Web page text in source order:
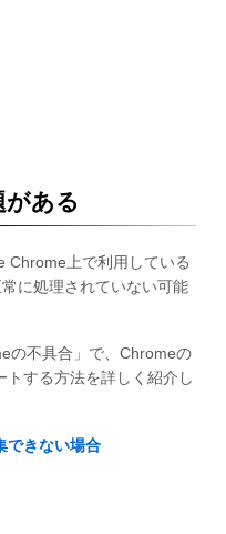
ある
Chrome上で利用している
に処理されていない可能
の不具合」で、Chromeの
トする方法を詳しく紹介し
できない場合